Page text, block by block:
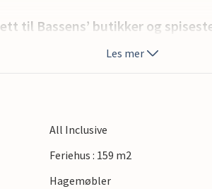
til Bassens’ butikker og
som du har et innbydende
Besøkende kan glede
ligger Bordeaux’
Les mer
All Inclusive
Feriehus : 159 m2
Hagemøbler